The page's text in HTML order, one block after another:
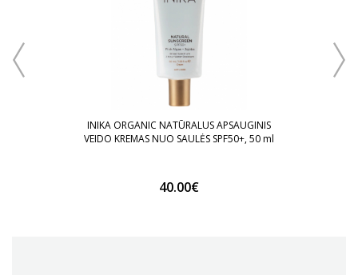
INIKA ORGANIC NATŪRALUS APSAUGINIS
VEIDO KREMAS NUO SAULĖS SPF50+, 50 ml
40.00€